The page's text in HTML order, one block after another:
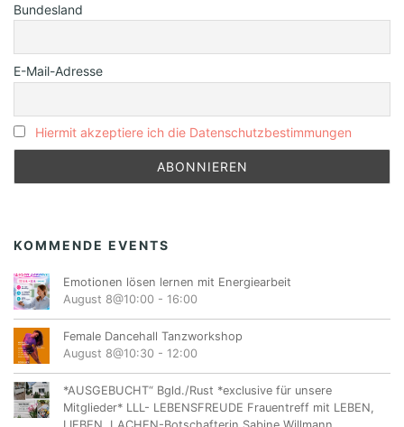
Bundesland
E-Mail-Adresse
Hiermit akzeptiere ich die Datenschutzbestimmungen
KOMMENDE EVENTS
Emotionen lösen lernen mit Energiearbeit
August 8@10:00 - 16:00
Female Dancehall Tanzworkshop
August 8@10:30 - 12:00
*AUSGEBUCHT“ Bgld./Rust *exclusive für unsere
Mitglieder* LLL- LEBENSFREUDE Frauentreff mit LEBEN,